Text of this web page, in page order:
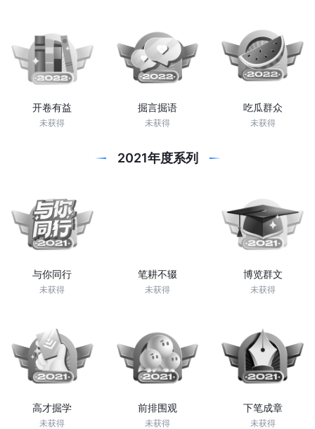
开卷有益
未获得
掘言掘语
未获得
吃瓜群众
未获得
2021年度系列
与你同行
未获得
笔耕不辍
未获得
博览群文
未获得
高才掘学
未获得
前排围观
未获得
下笔成章
未获得